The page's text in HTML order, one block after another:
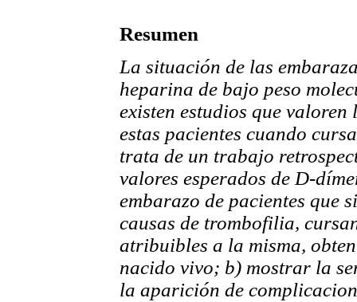
Resumen
La situación de las
heparina de bajo peso
existen estudios que valoren
estas pacientes cuando
trata de un trabajo
valores esperados de D-
embarazo de pacientes que
causas de trombofilia,
atribuibles a la misma,
nacido vivo; b) mostrar la
la aparición de